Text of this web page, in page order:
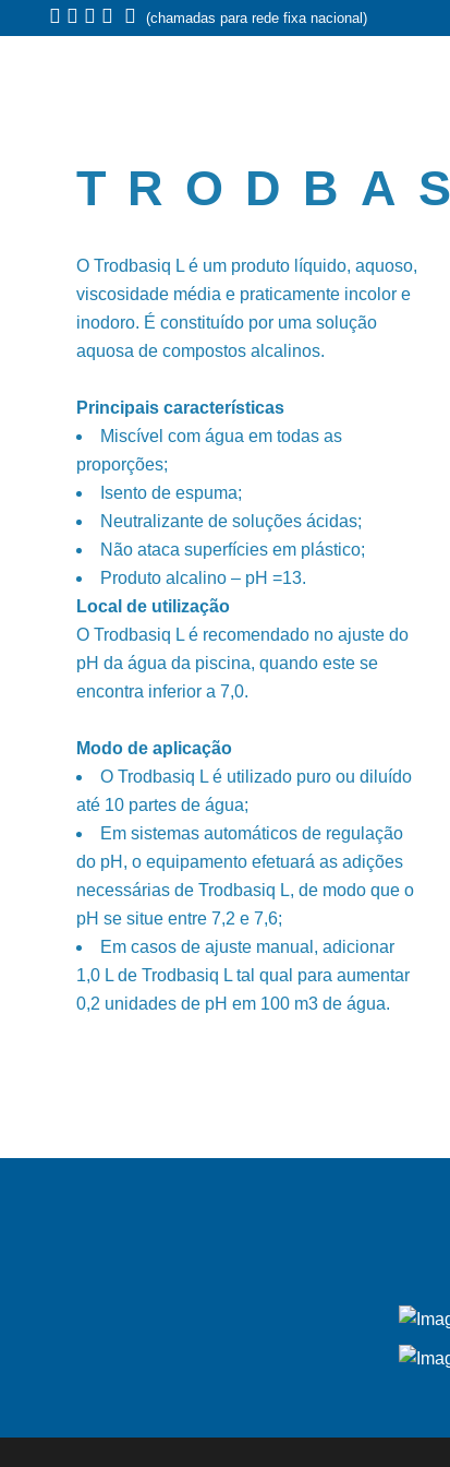
(chamadas para rede fixa nacional)
O Trodbasiq L é um produto líquido, aquoso,
viscosidade média e praticamente incolor e
inodoro. É constituído por uma solução
aquosa de compostos alcalinos.
Principais características
Miscível com água em todas as
proporções;
Isento de espuma;
Neutralizante de soluções ácidas;
Não ataca superfícies em plástico;
Produto alcalino – pH =13.
Local de utilização
O Trodbasiq L é recomendado no ajuste do
pH da água da piscina, quando este se
encontra inferior a 7,0.
Modo de aplicação
O Trodbasiq L é utilizado puro ou diluído
até 10 partes de água;
Em sistemas automáticos de regulação
do pH, o equipamento efetuará as adições
necessárias de Trodbasiq L, de modo que o
pH se situe entre 7,2 e 7,6;
Em casos de ajuste manual, adicionar
1,0 L de Trodbasiq L tal qual para aumentar
0,2 unidades de pH em 100 m3 de água.